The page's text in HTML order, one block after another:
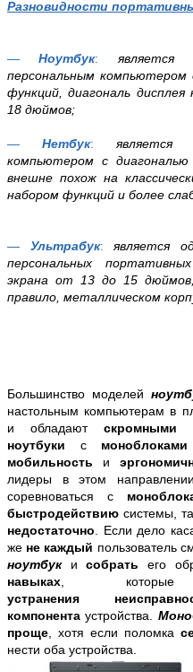
Разновидности
—Ноутбук:
является
персональным
функций, диагональ
18 дюймов;
— Нетбук:
является
компьютером с
внешне похож на
набором функций и более
— Ультрабук:
является
персональных
экрана от 13 до 15
правило, металлическом
Большинство моделей
настольным компьютерам в
и обладаютскромными
ноутбуки с
мобильность и
лидеры в этом
соревноваться с
быстродействию системы,
недостаточно . Если дело
же не каждый пользователь
ноутбук
исобратьего
навыках , которые
устранения
компонентаустройства.
проще , хотя если поломка
нести оба устройства.